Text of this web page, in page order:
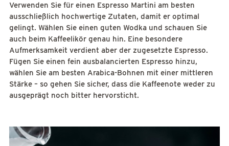
Verwenden Sie für einen Espresso Martini am besten
ausschließlich hochwertige Zutaten, damit er optimal
gelingt. Wählen Sie einen guten Wodka und schauen Sie
auch beim Kaffeelikör genau hin. Eine besondere
Aufmerksamkeit verdient aber der zugesetzte Espresso.
Fügen Sie einen fein ausbalancierten Espresso hinzu,
wählen Sie am besten Arabica-Bohnen mit einer mittleren
Stärke – so gehen Sie sicher, dass die Kaffeenote weder zu
ausgeprägt noch bitter hervorsticht.